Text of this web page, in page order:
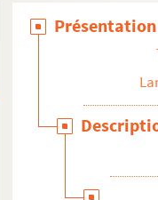
extraites de
et géodésiques
de géologie
du nouveau temple israélite
cité du feuillage et de